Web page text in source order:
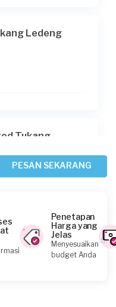
Ledeng
Tukang
PESAN SEKARANG
Penetapan
Harga yang
Jelas
Menyesuaikan
budget Anda